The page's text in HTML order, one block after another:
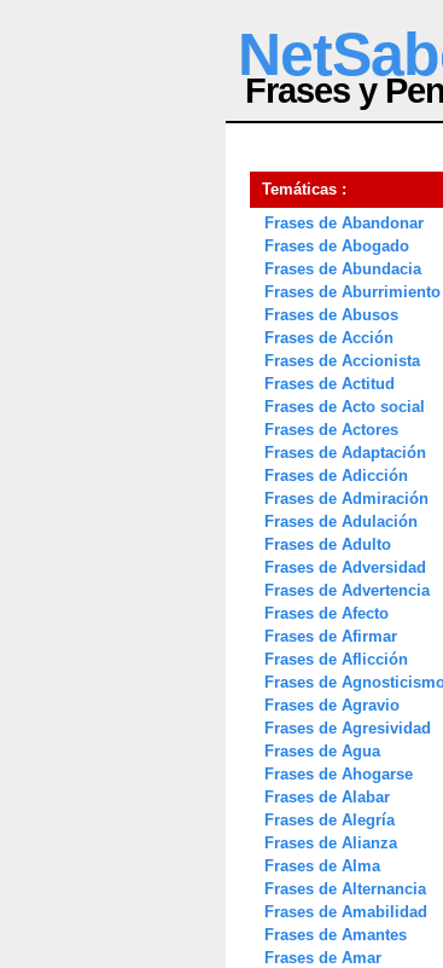
Frases y
Temáticas :
Frases de Abandonar
Frases de Abogado
Frases de Abundacia
Frases de Aburrimiento
Frases de Abusos
Frases de Acción
Frases de Accionista
Frases de Actitud
Frases de Acto social
Frases de Actores
Frases de Adaptación
Frases de Adicción
Frases de Admiración
Frases de Adulación
Frases de Adulto
Frases de Adversidad
Frases de Advertencia
Frases de Afecto
Frases de Afirmar
Frases de Aflicción
Frases de
Frases de Agravio
Frases de Agresividad
Frases de Agua
Frases de Ahogarse
Frases de Alabar
Frases de Alegría
Frases de Alianza
Frases de Alma
Frases de Alternancia
Frases de Amabilidad
Frases de Amantes
Frases de Amar